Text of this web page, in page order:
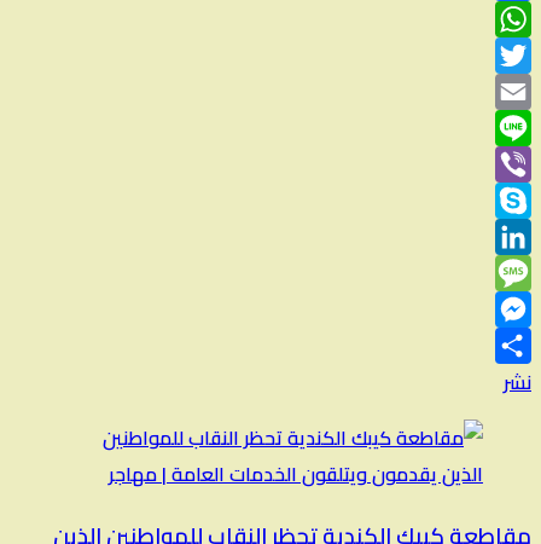
Facebook
WhatsApp
Twitter
Email
Line
Viber
Skype
LinkedIn
Message
Messenger
نشر